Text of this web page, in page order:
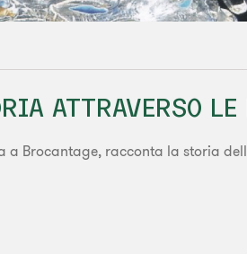
ATTRAVERSO LE
Brocantage, racconta la storia